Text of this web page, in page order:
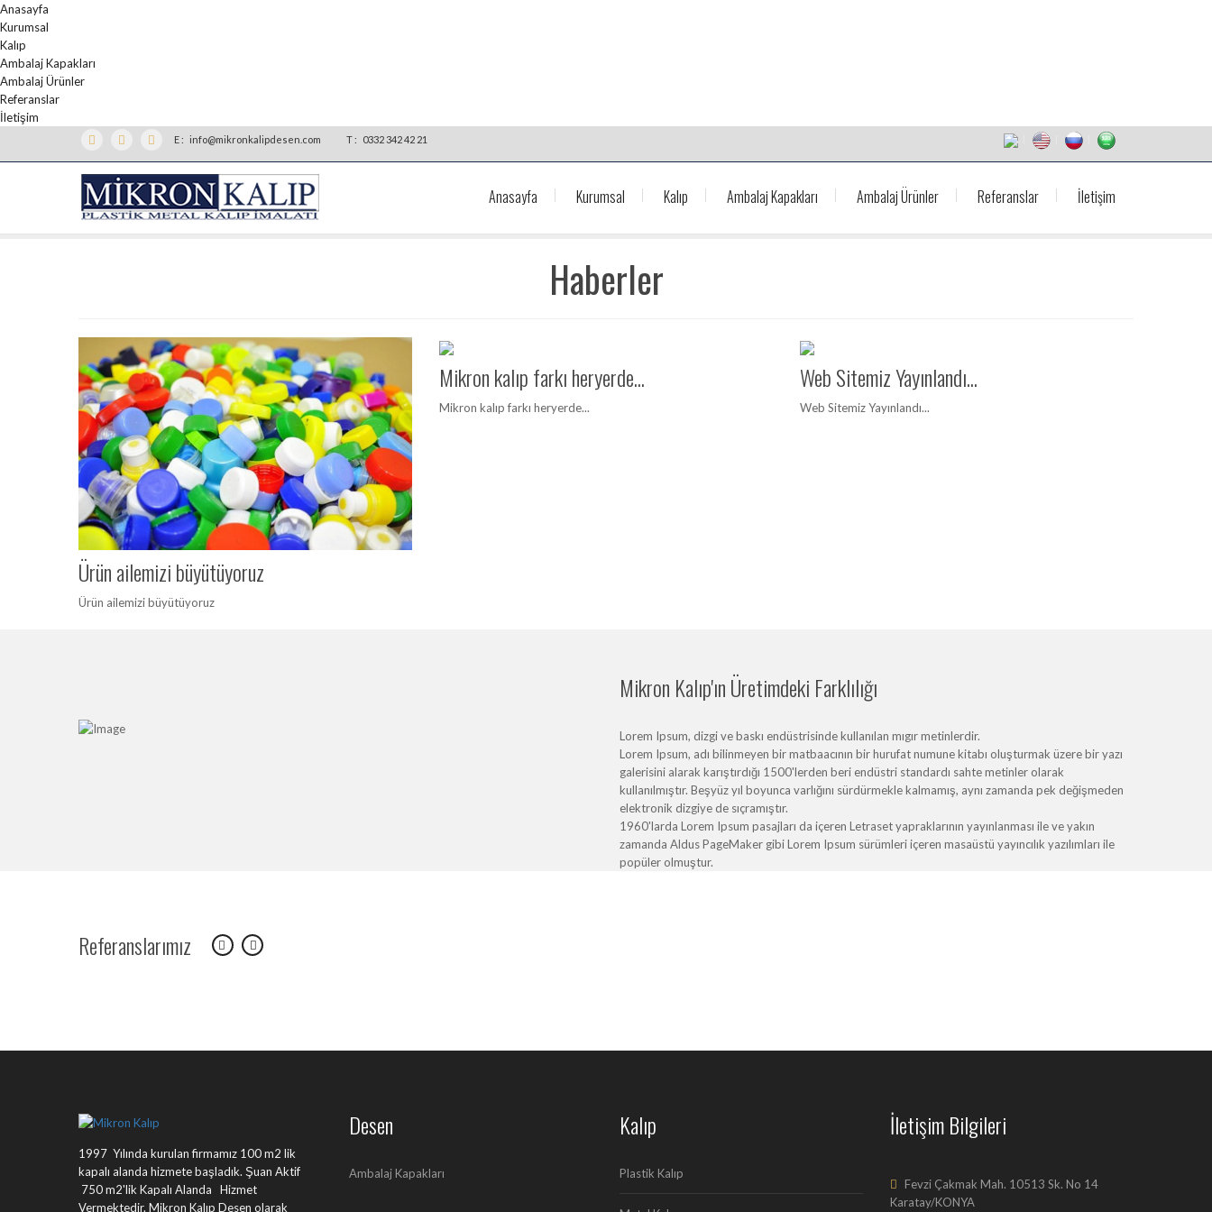
Anasayfa
Kurumsal
Kalıp
Ambalaj Kapakları
Ambalaj Ürünler
Referanslar
İletişim
E : info@mikronkalipdesen.com T : 0332 342 42 21
Anasayfa Kurumsal Kalıp Ambalaj Kapakları Ambalaj Ürünler Referanslar İletişim
Haberler
Ürün ailemizi büyütüyoruz
Ürün ailemizi büyütüyoruz
Mikron kalıp farkı heryerde...
Mikron kalıp farkı heryerde...
Web Sitemiz Yayınlandı...
Web Sitemiz Yayınlandı...
Mikron Kalıp'ın Üretimdeki Farklılığı
Lorem Ipsum, dizgi ve baskı endüstrisinde kullanılan mıgır metinlerdir.
Lorem Ipsum, adı bilinmeyen bir matbaacının bir hurufat numune kitabı oluşturmak üzere bir yazı
galerisini alarak karıştırdığı 1500'lerden beri endüstri standardı sahte metinler olarak
kullanılmıştır. Beşyüz yıl boyunca varlığını sürdürmekle kalmamış, aynı zamanda pek değişmeden
elektronik dizgiye de sıçramıştır.
1960'larda Lorem Ipsum pasajları da içeren Letraset yapraklarının yayınlanması ile ve yakın
zamanda Aldus PageMaker gibi Lorem Ipsum sürümleri içeren masaüstü yayıncılık yazılımları ile
popüler olmuştur.
Referanslarımız
1997 Yılında kurulan firmamız 100 m2 lik
kapalı alanda hizmete başladık. Şuan Aktif
750 m2'lik Kapalı Alanda Hizmet
Vermektedir. Mikron Kalıp Desen olarak
Desen
Ambalaj Kapakları
Kalıp
Plastik Kalıp
İletişim Bilgileri
Fevzi Çakmak Mah. 10513 Sk. No 14
Karatay/KONYA